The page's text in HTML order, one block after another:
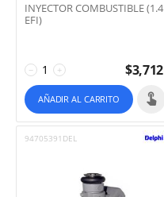
INYECTOR COMBUSTIBLE (1.4
EFI)
+
− $3,712
AÑADIR AL CARRITO
94705391DEL